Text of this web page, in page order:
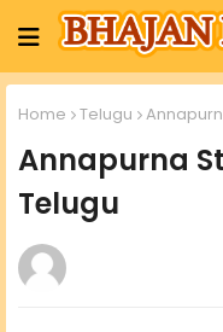
Home Telugu
Annapurna
Telugu